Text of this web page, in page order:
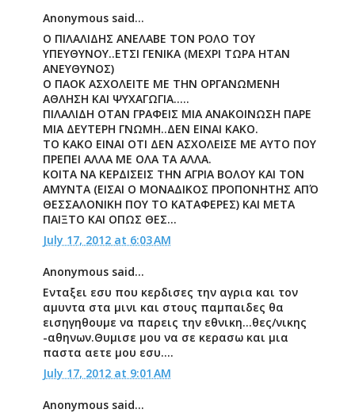
Anonymous said...
O ΠΙΛΑΛΙΔΗΣ ΑΝΕΛΑΒΕ ΤΟΝ ΡΟΛΟ ΤΟΥ
ΥΠΕΥΘΥΝΟΥ..ΕΤΣΙ ΓΕΝΙΚΑ (ΜΕΧΡΙ ΤΩΡΑ ΗΤΑΝ
ΑΝΕΥΘΥΝΟΣ)
Ο ΠΑΟΚ ΑΣΧΟΛΕΙΤΕ ΜΕ ΤΗΝ ΟΡΓΑΝΩΜΕΝΗ
ΑΘΛΗΣΗ ΚΑΙ ΨΥΧΑΓΩΓΙΑ.....
ΠΙΛΑΛΙΔΗ ΟΤΑΝ ΓΡΑΦΕΙΣ ΜΙΑ ΑΝΑΚΟΙΝΩΣΗ ΠΑΡΕ
ΜΙΑ ΔΕΥΤΕΡΗ ΓΝΩΜΗ..ΔΕΝ ΕΙΝΑΙ ΚΑΚΟ.
ΤΟ ΚΑΚΟ ΕΙΝΑΙ ΟΤΙ ΔΕΝ ΑΣΧΟΛΕΙΣΕ ΜΕ ΑΥΤΟ ΠΟΥ
ΠΡΕΠΕΙ ΑΛΛΑ ΜΕ ΟΛΑ ΤΑ ΑΛΛΑ.
ΚΟΙΤΑ ΝΑ ΚΕΡΔΙΣΕΙΣ ΤΗΝ ΑΓΡΙΑ ΒΟΛΟΥ ΚΑΙ ΤΟΝ
ΑΜΥΝΤΑ (ΕΙΣΑΙ Ο ΜΟΝΑΔΙΚΟΣ ΠΡΟΠΟΝΗΤΗΣ ΑΠΌ
ΘΕΣΣΑΛΟΝΙΚΗ ΠΟΥ ΤΟ ΚΑΤΑΦΕΡΕΣ) ΚΑΙ ΜΕΤΑ
ΠΑΙΞΤΟ ΚΑΙ ΟΠΩΣ ΘΕΣ...
July 17, 2012 at 6:03 AM
Anonymous said...
Ενταξει εσυ που κερδισες την αγρια και τον
αμυντα στα μινι και στους παμπαιδες θα
εισηγηθουμε να παρεις την εθνικη...θες/νικης
-αθηνων.Θυμισε μου να σε κερασω και μια
παστα αετε μου εσυ....
July 17, 2012 at 9:01 AM
Anonymous said...